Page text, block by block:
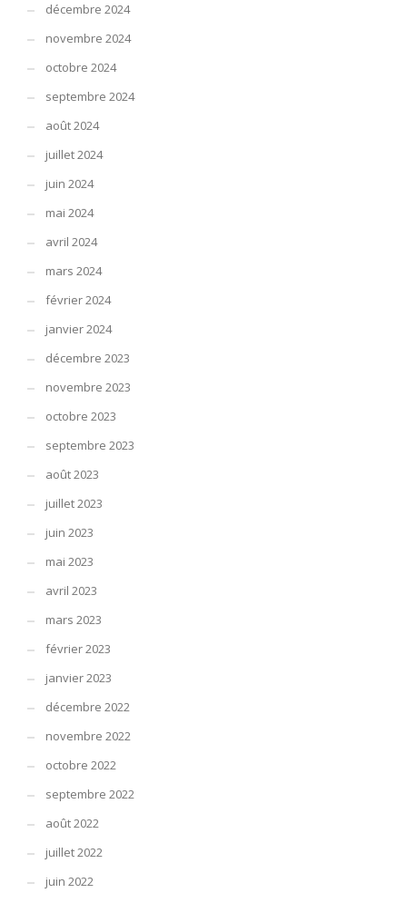
décembre 2024
novembre 2024
octobre 2024
septembre 2024
août 2024
juillet 2024
juin 2024
mai 2024
avril 2024
mars 2024
février 2024
janvier 2024
décembre 2023
novembre 2023
octobre 2023
septembre 2023
août 2023
juillet 2023
juin 2023
mai 2023
avril 2023
mars 2023
février 2023
janvier 2023
décembre 2022
novembre 2022
octobre 2022
septembre 2022
août 2022
juillet 2022
juin 2022